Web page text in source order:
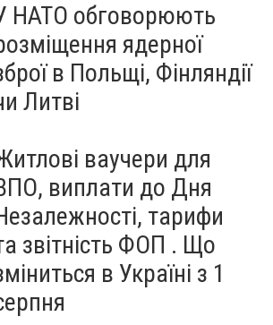
НАТО обговорюють
ядерної
в Польщі, Фінляндії
Литві
ваучери для
виплати до Дня
тарифи
звітність ФОП . Що
в Україні з 1